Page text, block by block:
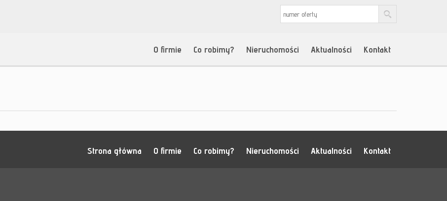
O firmie Co robimy? Nieruchomości Aktualności Kontakt
Strona główna O firmie Co robimy? Nieruchomości Aktualności Kontakt